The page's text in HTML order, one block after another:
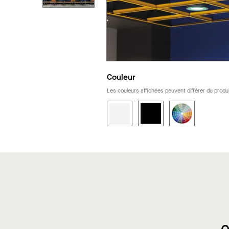
Couleur
Les couleurs affichées peuvent différer du